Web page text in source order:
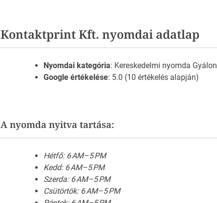
Kontaktprint Kft. nyomdai adatlap
Nyomdai kategória: Kereskedelmi nyomda Gyálon
Google értékelése: 5.0 (10 értékelés alapján)
A nyomda nyitva tartása:
Hétfő: 6 AM–5 PM
Kedd: 6 AM–5 PM
Szerda: 6 AM–5 PM
Csütörtök: 6 AM–5 PM